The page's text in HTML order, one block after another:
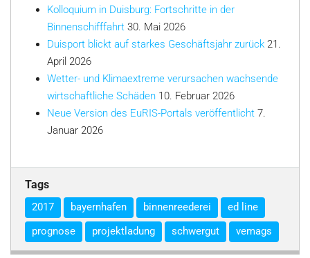
Kolloquium in Duisburg: Fortschritte in der
Binnenschifffahrt 30. Mai 2026
Duisport blickt auf starkes Geschäftsjahr zurück 21.
April 2026
Wetter- und Klimaextreme verursachen wachsende
wirtschaftliche Schäden 10. Februar 2026
Neue Version des EuRIS-Portals veröffentlicht 7.
Januar 2026
Tags
2017 bayernhafen binnenreederei
ed line
prognose
projektladung schwergut vemags